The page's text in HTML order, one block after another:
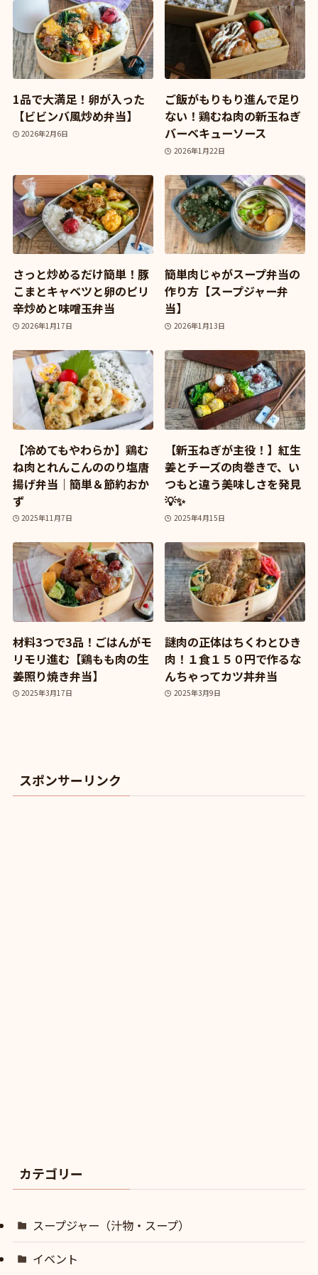
1品で大満足！卵が入った
【ビビンバ風炒め弁当】
2026年2月6日
ご飯がもりもり進んで足り
ない！鶏むね肉の新玉ねぎ
バーベキューソース
2026年1月22日
さっと炒めるだけ簡単！豚
こまとキャベツと卵のピリ
辛炒めと味噌玉弁当
2026年1月17日
簡単肉じゃがスープ弁当の
作り方【スープジャー弁
当】
2026年1月13日
【冷めてもやわらか】鶏む
ね肉とれんこんののり塩唐
揚げ弁当｜簡単＆節約おか
ず
2025年11月7日
【新玉ねぎが主役！】紅生
姜とチーズの肉巻きで、い
つもと違う美味しさを発見
💡✨
2025年4月15日
材料3つで3品！ごはんがモ
リモリ進む【鶏もも肉の生
姜照り焼き弁当】
2025年3月17日
謎肉の正体はちくわとひき
肉！１食１５０円で作るな
んちゃってカツ丼弁当
2025年3月9日
スポンサーリンク
カテゴリー
スープジャー（汁物・スープ）
イベント